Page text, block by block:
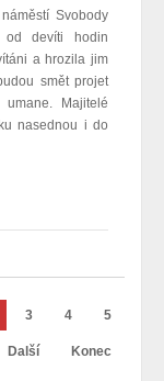
Svobody
od devíti hodin
a hrozila jim
smět projet
Majitelé
nasednou i do
3 4 5
Další Konec